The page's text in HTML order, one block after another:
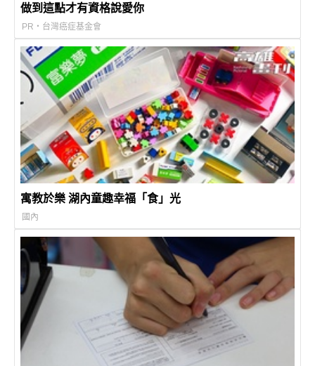
做到這點才有資格說愛你
PR・台灣癌症基金會
寓教於樂 湖內童趣幸福「食」光
國內